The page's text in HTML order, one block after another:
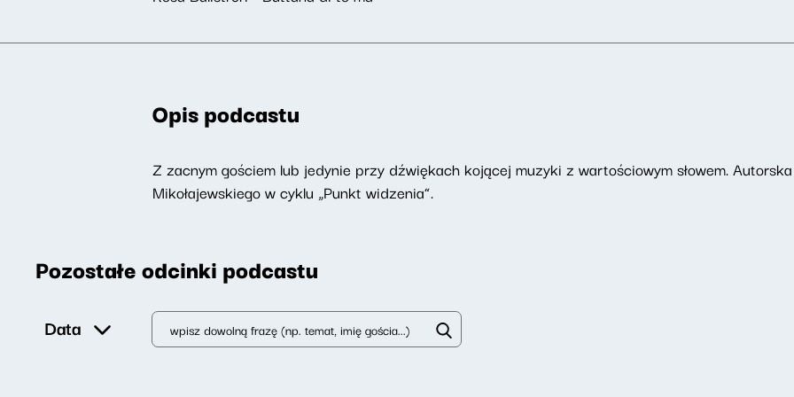
Opis podcastu
Z zacnym gościem lub jedynie przy dźwiękach kojącej muzyki z wartościowym słowem.
Mikołajewskiego w cyklu „Punkt widzenia”.
Pozostałe odcinki podcastu
Data